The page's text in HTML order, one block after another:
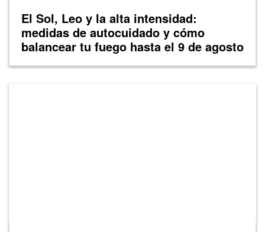
El Sol, Leo y la alta intensidad:
medidas de autocuidado y cómo
balancear tu fuego hasta el 9 de agosto